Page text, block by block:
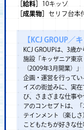
［給料］ 10キッゾ
［成果物］ セリフ台本
【KCJ GROUP／
KCJ GROUPは、3歳
施設「キッザニア東
（2009年3月開業）
企画・運営を行って
イズの街並みに、実
び、さまざまな仕事
アのコンセプトは、
テインメント（楽しさ
こどもたちが好きな